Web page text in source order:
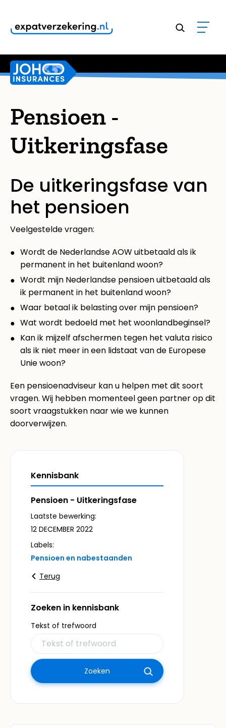
Klanten geven onze dienstverlening een
Pensioen -
Uitkeringsfase
De uitkeringsfase van
het pensioen
Veelgestelde vragen:
Wordt de Nederlandse AOW uitbetaald als ik
permanent in het buitenland woon?
Wordt mijn Nederlandse pensioen uitbetaald als
ik permanent in het buitenland woon?
Waar betaal ik belasting over mijn pensioen?
Wat wordt bedoeld met het woonlandbeginsel?
Kan ik mijzelf afschermen tegen het valuta risico
als ik niet meer in een lidstaat van de Europese
Unie woon?
Een pensioenadviseur kan u helpen met dit soort
vragen. Wij hebben momenteel geen partner op dit
soort vraagstukken naar wie we kunnen
doorverwijzen.
Kennisbank
Pensioen - Uitkeringsfase
Laatste bewerking:
12 DECEMBER 2022
Labels:
Pensioen en nabestaanden
Terug
Zoeken in kennisbank
Tekst of trefwoord